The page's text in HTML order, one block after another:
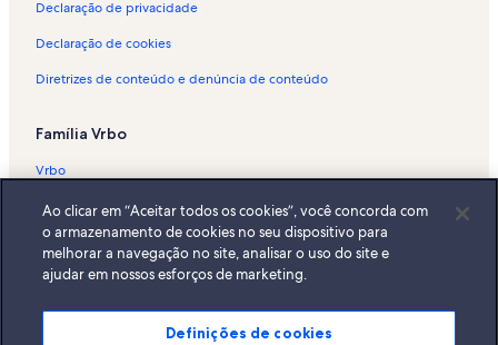
Declaração de privacidade
Declaração de cookies
Diretrizes de conteúdo e denúncia de conteúdo
Família Vrbo
Vrbo
Abritel.fr
FeWo-direkt.de
Bookabach.co.nz
Stayz.com.au
Ao clicar em “Aceitar todos os cookies”, você concorda com
o armazenamento de cookies no seu dispositivo para
melhorar a navegação no site, analisar o uso do site e
ajudar em nossos esforços de marketing.
Definições de cookies